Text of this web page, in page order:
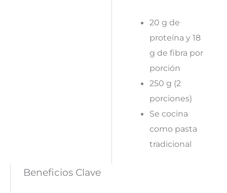
20 g de
proteína y 18
g de fibra por
porción
250 g (2
porciones)
Se cocina
como pasta
tradicional
Beneficios Clave